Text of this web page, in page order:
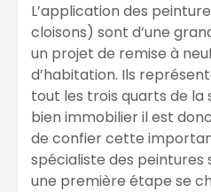
L’application des
cloisons) sont d’une
un projet de remise à
d’habitation. Ils
tout les trois quarts de la
bien immobilier il est
de confier cette
spécialiste des peintures
une première étape se